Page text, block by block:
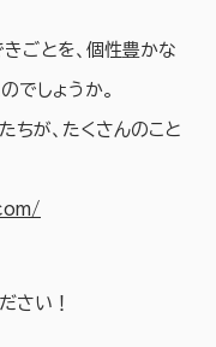
ごとを、個性豊かな
でしょうか。
ちが、たくさんのこと
さい！